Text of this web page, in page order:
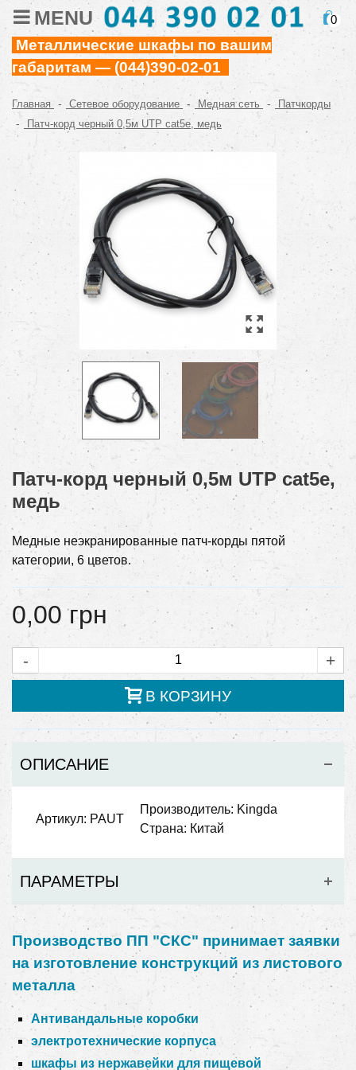
MENU 0
Металлические шкафы по вашим
габаритам — (044)390-02-01
Главная - Сетевое оборудование - Медная сеть - Патчкорды
- Патч-корд черный 0,5м UTP cat5e, медь
Патч-корд черный 0,5м UTP cat5e,
медь
Медные неэкранированные патч-корды пятой
категории, 6 цветов.
0,00 грн
- +
В КОРЗИНУ
ОПИСАНИЕ
Артикул: PAUT
Производитель: Kingda
Страна: Китай
ПАРАМЕТРЫ
Производство ПП "СКС" принимает заявки
на изготовление конструкций из листового
металла
Антивандальные коробки
электротехнические корпуса
шкафы из нержавейки для пищевой